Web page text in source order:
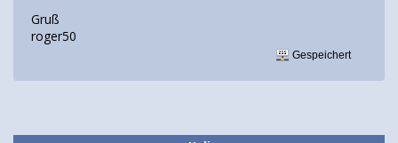
Gruß
roger50
Gespeichert